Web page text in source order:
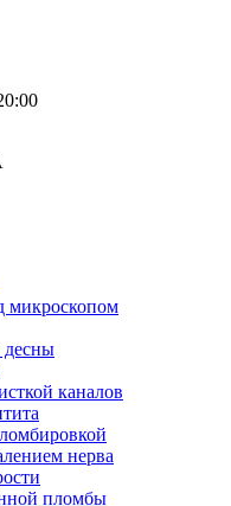
микроскопом
десны
каналов
нерва
пломбы